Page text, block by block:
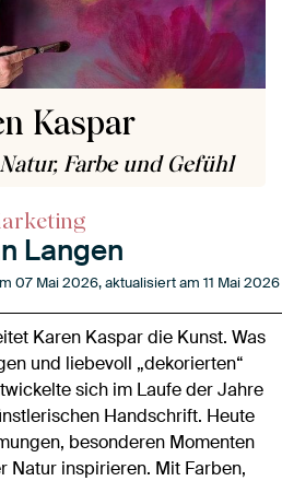
Kaspar
Farbe und Gefühl
Langen
07 Mai 2026, aktualisiert am 11 Mai 2026
Karen Kaspar die Kunst. Was
und liebevoll „dekorierten“
sich im Laufe der Jahre
Handschrift. Heute
besonderen Momenten
Natur inspirieren. Mit Farben,